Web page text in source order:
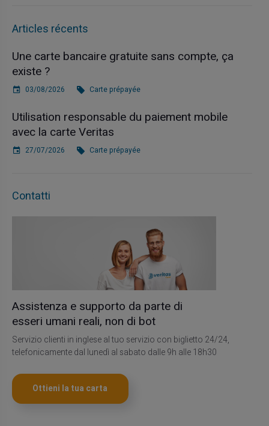
Articles récents
Une carte bancaire gratuite sans compte, ça
existe ?
03/08/2026 Carte prépayée
Utilisation responsable du paiement mobile
avec la carte Veritas
27/07/2026 Carte prépayée
Contatti
Assistenza e supporto da parte di
esseri umani reali, non di bot
Servizio clienti in inglese al tuo servizio con biglietto 24/24,
telefonicamente dal lunedì al sabato dalle 9h alle 18h30
Ottieni la tua carta